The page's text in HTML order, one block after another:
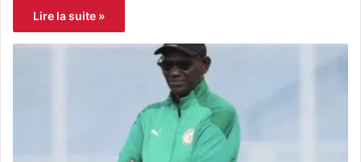
Lire la suite »